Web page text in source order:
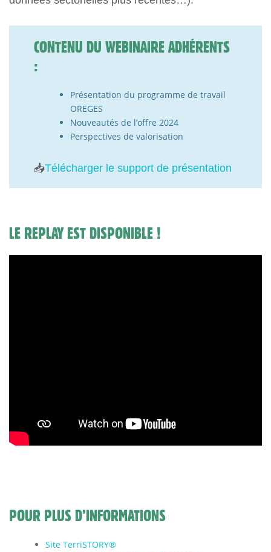
CONTENU DU WEBINAIRE ADHÉRENTS
:
Présentation du programme de travail
OREGES
Nouveautés de l’offre 2024
Perspectives de valorisation
📥Télécharger le support de présentation
LE REPLAY EST DISPONIBLE !
POUR PLUS D’INFORMATIONS
Site TerriSTORY®